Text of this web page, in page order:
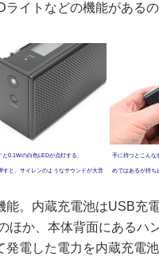
イトなどの機能がある
と0.1Wの白色LEDが点灯する。
すと、サイレンのようなサウンドが大音
手に持つとこんな
めではあるが持ち
。内蔵充電池はUSB充
ほか、本体背面にあるハ
電した電力を内蔵充電